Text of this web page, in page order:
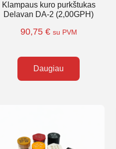
Klampaus kuro purkštukas
Delavan DA-2 (2,00GPH)
90,75 € su PVM
Daugiau